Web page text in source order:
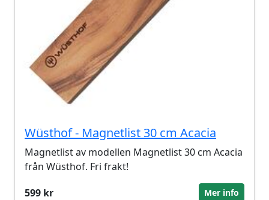
Wüsthof - Magnetlist 30 cm Acacia
Magnetlist av modellen Magnetlist 30 cm Acacia
från Wüsthof. Fri frakt!
599 kr
Mer info